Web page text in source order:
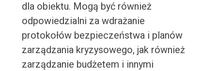
dla obiektu. Mogą być również
odpowiedzialni za wdrażanie
protokołów bezpieczeństwa i planów
zarządzania kryzysowego, jak również
zarządzanie budżetem i innymi